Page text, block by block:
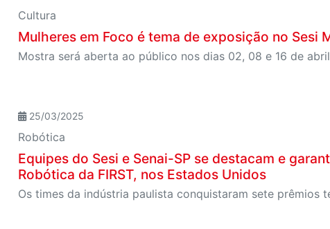
Cultura
Mulheres em Foco é tema de exposição no Sesi
Mostra será aberta ao público nos dias 02, 08 e 16 de
25/03/2025
Robótica
Equipes do Sesi e Senai-SP se destacam e
Robótica da FIRST, nos Estados Unidos